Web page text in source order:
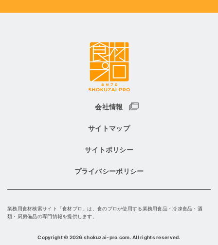
会社情報
サイトマップ
サイトポリシー
プライバシーポリシー
業務用食材検索サイト「食材プロ」は、食のプロが使用する業務用食品・冷凍食品・酒
類・厨房備品の専門情報を提供します。
Copyright © 2026 shokuzai-pro.com. All rights reserved.